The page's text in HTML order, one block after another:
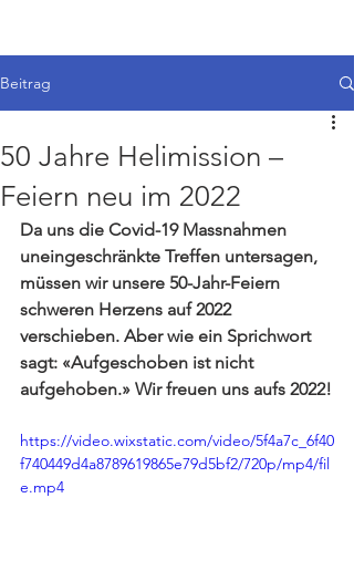
Beitrag
50 Jahre Helimission –
Feiern neu im 2022
Da uns die Covid-19 Massnahmen
uneingeschränkte Treffen untersagen,
müssen wir unsere 50-Jahr-Feiern
schweren Herzens auf 2022
verschieben. Aber wie ein Sprichwort
sagt: «Aufgeschoben ist nicht
aufgehoben.» Wir freuen uns aufs 2022!
https://video.wixstatic.com/video/5f4a7c_6f40
f740449d4a8789619865e79d5bf2/720p/mp4/fil
e.mp4